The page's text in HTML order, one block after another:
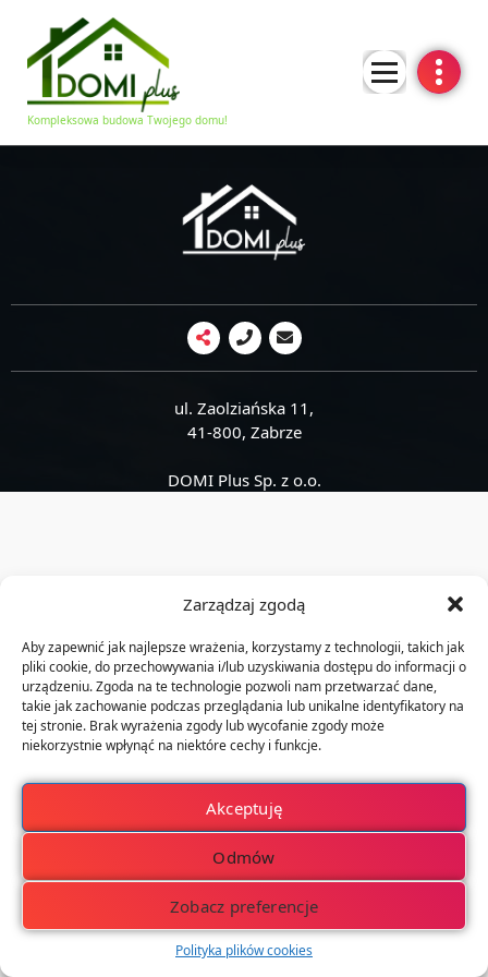
Zarządzaj zgodą
Aby zapewnić jak najlepsze wrażenia, korzystamy z technologii, takich jak
pliki cookie, do przechowywania i/lub uzyskiwania dostępu do informacji o
urządzeniu. Zgoda na te technologie pozwoli nam przetwarzać dane,
takie jak zachowanie podczas przeglądania lub unikalne identyfikatory na
tej stronie. Brak wyrażenia zgody lub wycofanie zgody może
niekorzystnie wpłynąć na niektóre cechy i funkcje.
Akceptuję
Odmów
Zobacz preferencje
Polityka plików cookies
Kompleksowa budowa Twojego domu!
ul. Zaolziańska 11,
41-800, Zabrze
DOMI Plus Sp. z o.o.